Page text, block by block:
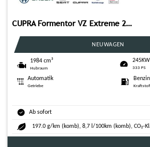
CUPRA Formentor VZ Extreme 245kW (333PS)*DSG*Pano*AHK*
NEUWAGEN
1984 cm³
Hubraum
245KW
333 PS
Automatik
Getriebe
Benzin
Ab sofort
197.0 g/km (komb), 8,7 l/100km (komb), CO₂-